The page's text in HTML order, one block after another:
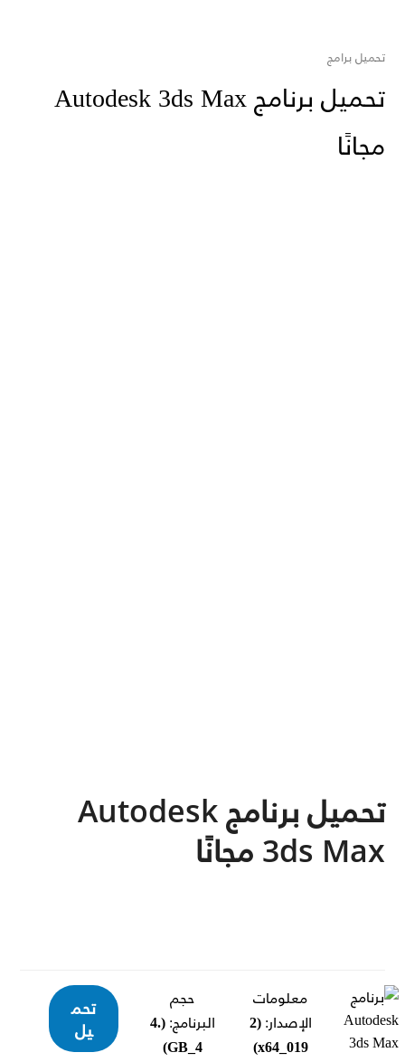
تحميل برامج
تحميل برنامج Autodesk 3ds Max
مجانًا
تحميل برنامج Autodesk
3ds Max مجانًا
معلومات
الإصدار:(2
019_x64)
حجم
البرنامج:(4.
4_GB)
تحم
يل